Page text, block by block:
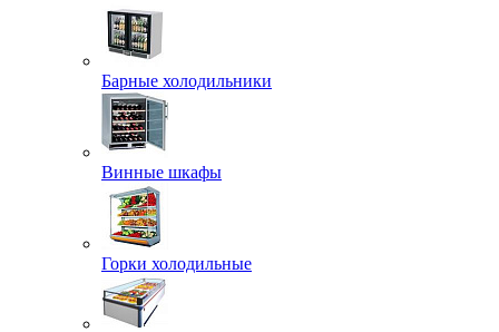
Барные холодильники
Винные шкафы
Горки холодильные